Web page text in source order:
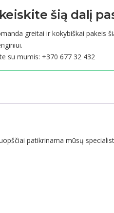
šią dalį
greitai ir kokybiškai pakeis
su mumis: +370 677 32 432
patikrinama mūsų